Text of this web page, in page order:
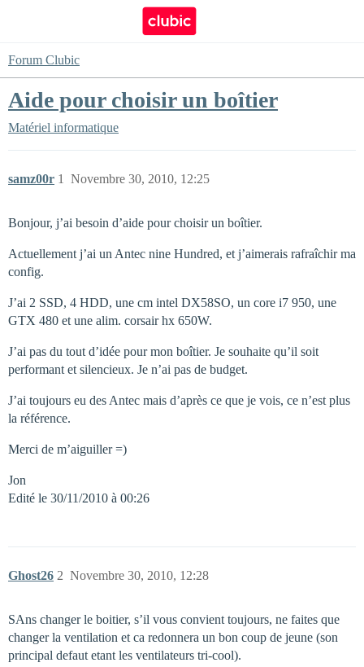
Forum Clubic
Aide pour choisir un boîtier
Matériel informatique
samz00r Novembre 30, 2010, 12:25
1
Bonjour, j’ai besoin d’aide pour choisir un boîtier.
Actuellement j’ai un Antec nine Hundred, et j’aimerais rafraîchir ma
config.
J’ai 2 SSD, 4 HDD, une cm intel DX58SO, un core i7 950, une
GTX 480 et une alim. corsair hx 650W.
J’ai pas du tout d’idée pour mon boîtier. Je souhaite qu’il soit
performant et silencieux. Je n’ai pas de budget.
J’ai toujours eu des Antec mais d’après ce que je vois, ce n’est plus
la référence.
Merci de m’aiguiller =)
Jon
Edité le 30/11/2010 à 00:26
Ghost26 Novembre 30, 2010, 12:28
2
SAns changer le boitier, s’il vous convient toujours, ne faites que
changer la ventilation et ca redonnera un bon coup de jeune (son
principal defaut etant les ventilateurs tri-cool).